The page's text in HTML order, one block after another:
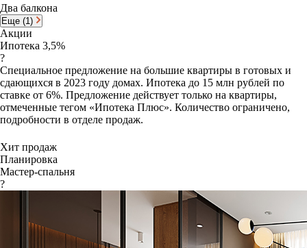
Два балкона
Еще (1)
Акции
Ипотека 3,5%
?
Специальное предложение на большие квартиры в готовых и
сдающихся в 2023 году домах. Ипотека до 15 млн рублей по
ставке от 6%. Предложение действует только на квартиры,
отмеченные тегом «Ипотека Плюс». Количество ограничено,
подробности в отделе продаж.
Хит продаж
Планировка
Мастер-спальня
?